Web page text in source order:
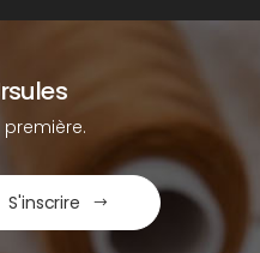
S'inscrire